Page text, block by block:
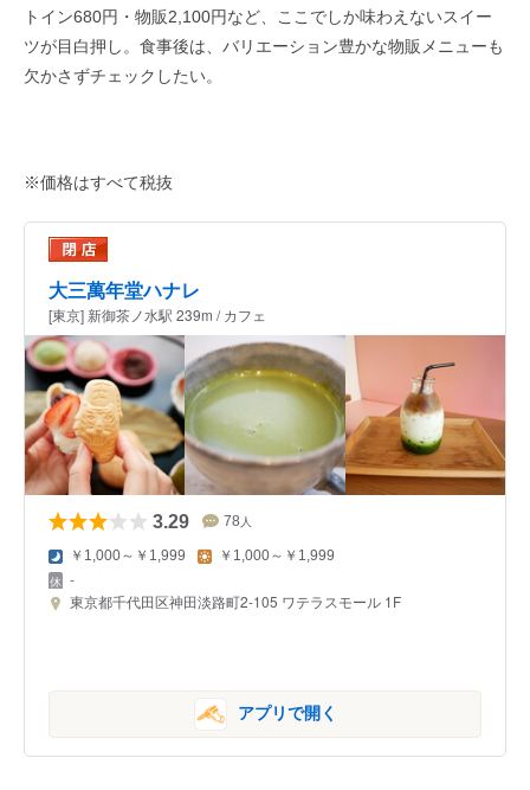
トイン680円・物販2,100円など、ここでしか味わえないスイー
ツが目白押し。食事後は、バリエーション豊かな物販メニューも
欠かさずチェックしたい。
※価格はすべて税抜
大三萬年堂ハナレ
[東京] 新御茶ノ水駅 239m / カフェ
3.29 78 人
￥1,000～￥1,999 ￥1,000～￥1,999
-
東京都千代田区神田淡路町2-105 ワテラスモール 1F
アプリで開く